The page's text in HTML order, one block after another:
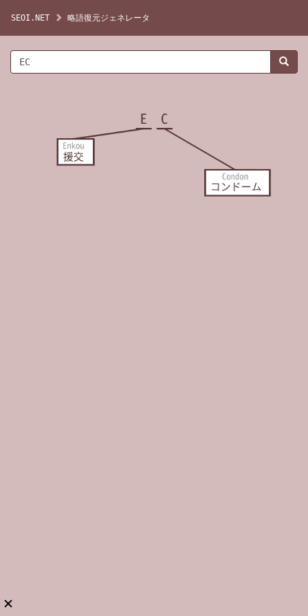
SEOI.NET 略語復元ジェネレータ